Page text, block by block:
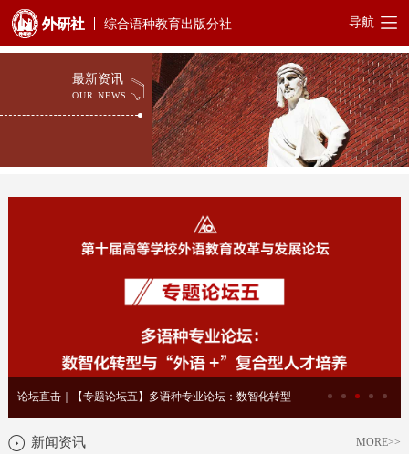
综合语种教育出版分社 导航
最新资讯
OUR NEWS
论坛直击｜【专题论坛五】多语种专业论坛：数智化转型
与“外语+...
新闻资讯 MORE>>